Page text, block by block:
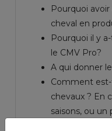
Pourquoi
cheval en
Pourquoi il y
le CMV Pro?
A qui donner
Comment
chevaux ? En
saisons, ou